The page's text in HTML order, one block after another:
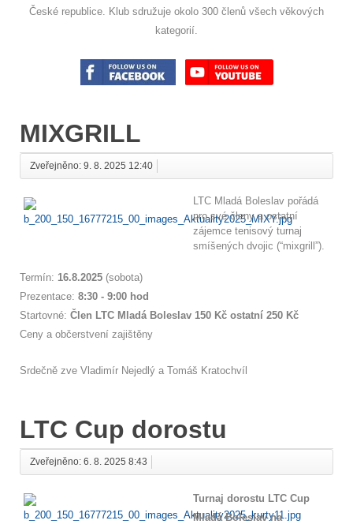
České republice. Klub sdružuje okolo 300 členů všech věkových
kategorií.
MIXGRILL
Zveřejněno: 9. 8. 2025 12:40
LTC Mladá Boleslav pořádá
pro své členy a ostatní
zájemce tenisový turnaj
smíšených dvojic (“mixgrill”).
Termín: 16.8.2025 (sobota)
Prezentace: 8:30 - 9:00 hod
Startovné: Člen LTC Mladá Boleslav 150 Kč ostatní 250 Kč
Ceny a občerstvení zajištěny
Srdečně zve Vladimír Nejedlý a Tomáš Kratochvíl
LTC Cup dorostu
Zveřejněno: 6. 8. 2025 8:43
Turnaj dorostu LTC Cup
Mladá Boleslav na